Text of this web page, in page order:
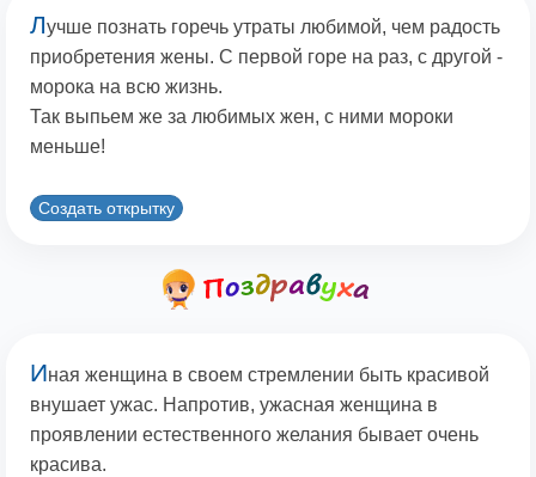
Лучше познать горечь утраты любимой, чем радость
приобретения жены. C первой горе на раз, с другой -
морока на всю жизнь.
Так выпьем же за любимых жен, с ними мороки
меньше!
Создать открытку
Иная женщина в своем стремлении быть красивой
внушает ужас. Напротив, ужасная женщина в
проявлении естественного желания бывает очень
красива.